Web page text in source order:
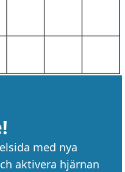
med nya
aktivera hjärnan